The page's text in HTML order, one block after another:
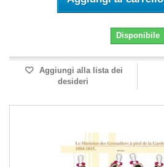
Disponibile
Aggiungi alla lista dei
desideri